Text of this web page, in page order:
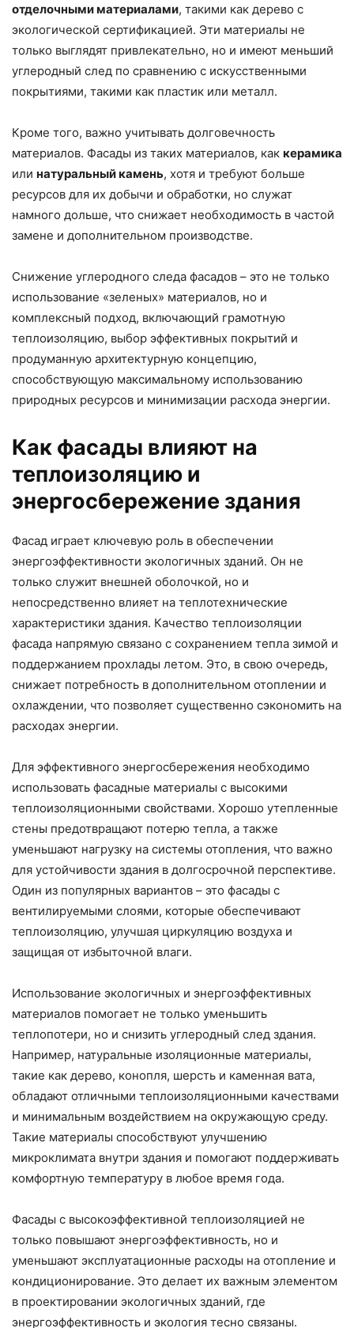
отделочными материалами, такими как дерево с
экологической сертификацией. Эти материалы не
только выглядят привлекательно, но и имеют меньший
углеродный след по сравнению с искусственными
покрытиями, такими как пластик или металл.
Кроме того, важно учитывать долговечность
материалов. Фасады из таких материалов, как керамика
или натуральный камень, хотя и требуют больше
ресурсов для их добычи и обработки, но служат
намного дольше, что снижает необходимость в частой
замене и дополнительном производстве.
Снижение углеродного следа фасадов – это не только
использование «зеленых» материалов, но и
комплексный подход, включающий грамотную
теплоизоляцию, выбор эффективных покрытий и
продуманную архитектурную концепцию,
способствующую максимальному использованию
природных ресурсов и минимизации расхода энергии.
Как фасады влияют на
теплоизоляцию и
энергосбережение здания
Фасад играет ключевую роль в обеспечении
энергоэффективности экологичных зданий. Он не
только служит внешней оболочкой, но и
непосредственно влияет на теплотехнические
характеристики здания. Качество теплоизоляции
фасада напрямую связано с сохранением тепла зимой и
поддержанием прохлады летом. Это, в свою очередь,
снижает потребность в дополнительном отоплении и
охлаждении, что позволяет существенно сэкономить на
расходах энергии.
Для эффективного энергосбережения необходимо
использовать фасадные материалы с высокими
теплоизоляционными свойствами. Хорошо утепленные
стены предотвращают потерю тепла, а также
уменьшают нагрузку на системы отопления, что важно
для устойчивости здания в долгосрочной перспективе.
Один из популярных вариантов – это фасады с
вентилируемыми слоями, которые обеспечивают
теплоизоляцию, улучшая циркуляцию воздуха и
защищая от избыточной влаги.
Использование экологичных и энергоэффективных
материалов помогает не только уменьшить
теплопотери, но и снизить углеродный след здания.
Например, натуральные изоляционные материалы,
такие как дерево, конопля, шерсть и каменная вата,
обладают отличными теплоизоляционными качествами
и минимальным воздействием на окружающую среду.
Такие материалы способствуют улучшению
микроклимата внутри здания и помогают поддерживать
комфортную температуру в любое время года.
Фасады с высокоэффективной теплоизоляцией не
только повышают энергоэффективность, но и
уменьшают эксплуатационные расходы на отопление и
кондиционирование. Это делает их важным элементом
в проектировании экологичных зданий, где
энергоэффективность и экология тесно связаны.